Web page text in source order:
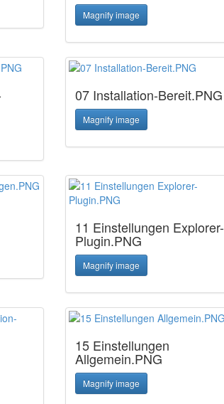
Magnify image
07 Installation-Bereit.PNG
Magnify image
11 Einstellungen Explorer-
Plugin.PNG
Magnify image
15 Einstellungen
Allgemein.PNG
Magnify image